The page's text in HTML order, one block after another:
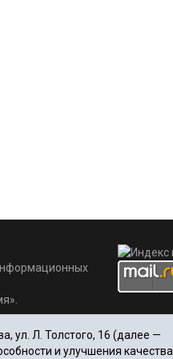
ул. Л. Толстого, 16 (далее —
и улучшения качества